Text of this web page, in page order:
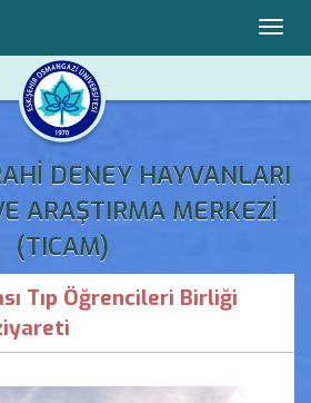
DENEY HAYVANLARI
ARAŞTIRMA MERKEZİ
(TICAM)
Tıp Öğrencileri Birliği